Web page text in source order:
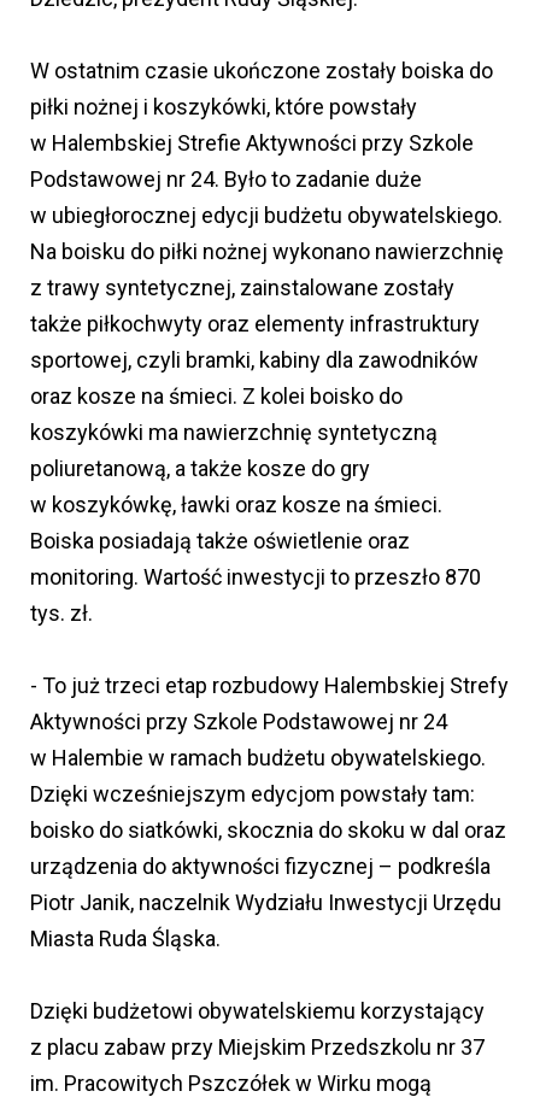
W ostatnim czasie ukończone zostały boiska do
piłki nożnej i koszykówki, które powstały
w Halembskiej Strefie Aktywności przy Szkole
Podstawowej nr 24. Było to zadanie duże
w ubiegłorocznej edycji budżetu obywatelskiego.
Na boisku do piłki nożnej wykonano nawierzchnię
z trawy syntetycznej, zainstalowane zostały
także piłkochwyty oraz elementy infrastruktury
sportowej, czyli bramki, kabiny dla zawodników
oraz kosze na śmieci. Z kolei boisko do
koszykówki ma nawierzchnię syntetyczną
poliuretanową, a także kosze do gry
w koszykówkę, ławki oraz kosze na śmieci.
Boiska posiadają także oświetlenie oraz
monitoring. Wartość inwestycji to przeszło 870
tys. zł.
- To już trzeci etap rozbudowy Halembskiej Strefy
Aktywności przy Szkole Podstawowej nr 24
w Halembie w ramach budżetu obywatelskiego.
Dzięki wcześniejszym edycjom powstały tam:
boisko do siatkówki, skocznia do skoku w dal oraz
urządzenia do aktywności fizycznej – podkreśla
Piotr Janik, naczelnik Wydziału Inwestycji Urzędu
Miasta Ruda Śląska.
Dzięki budżetowi obywatelskiemu korzystający
z placu zabaw przy Miejskim Przedszkolu nr 37
im. Pracowitych Pszczółek w Wirku mogą